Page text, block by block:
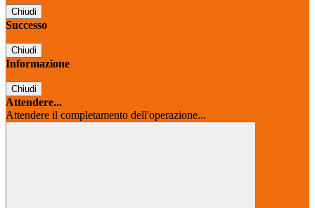
Chiudi
Successo
Chiudi
Informazione
Chiudi
Attendere...
Attendere il completamento dell'operazione...